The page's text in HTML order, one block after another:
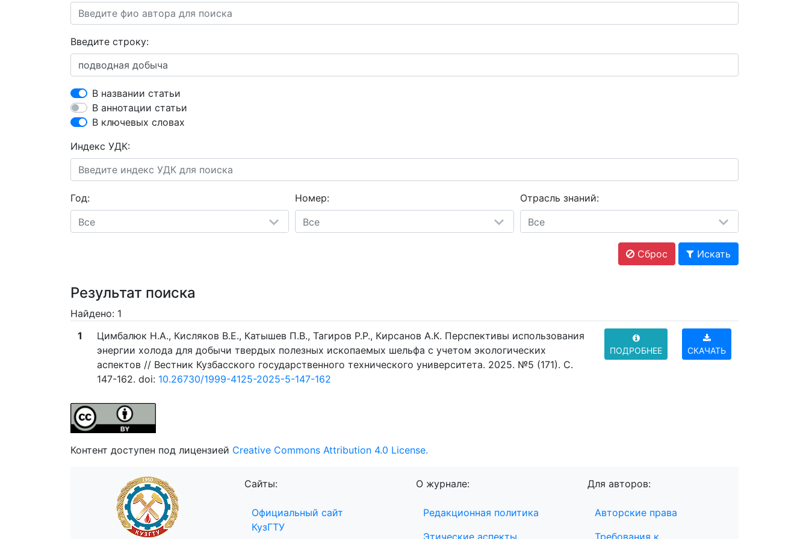
Введите строку:
В названии статьи
В аннотации статьи
В ключевых словах
Индекс УДК:
Год:
Все
Номер:
Все
Отрасль знаний:
Все
Сброс Искать
Результат поиска
Найдено: 1
1
Цимбалюк Н.А., Кисляков В.Е., Катышев П.В., Тагиров Р.Р., Кирсанов А.К. Перспективы использования
энергии холода для добычи твердых полезных ископаемых шельфа с учетом экологических
аспектов // Вестник Кузбасского государственного технического университета. 2025. №5 (171). C.
147-162. doi: 10.26730/1999-4125-2025-5-147-162
ПОДРОБНЕЕ СКАЧАТЬ
Контент доступен под лицензией Creative Commons Attribution 4.0 License.
Сайты:
Официальный сайт
КузГТУ
О журнале:
Редакционная политика
Для авторов:
Авторские права